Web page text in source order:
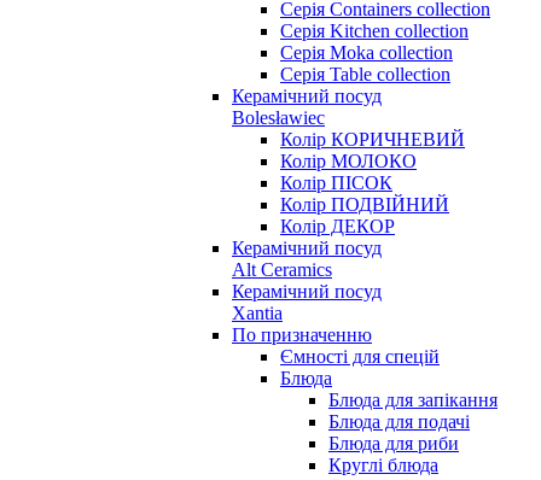
Серія Containers collection
Серія Kitchen collection
Серія Moka collection
Серія Table collection
Керамічний посуд
Bolesławiec
Колір КОРИЧНЕВИЙ
Колір МОЛОКО
Колір ПІСОК
Колір ПОДВІЙНИЙ
Колір ДЕКОР
Керамічний посуд
Alt Ceramics
Керамічний посуд
Xantia
По призначенню
Ємності для спецій
Блюда
Блюда для запікання
Блюда для подачі
Блюда для риби
Круглі блюда